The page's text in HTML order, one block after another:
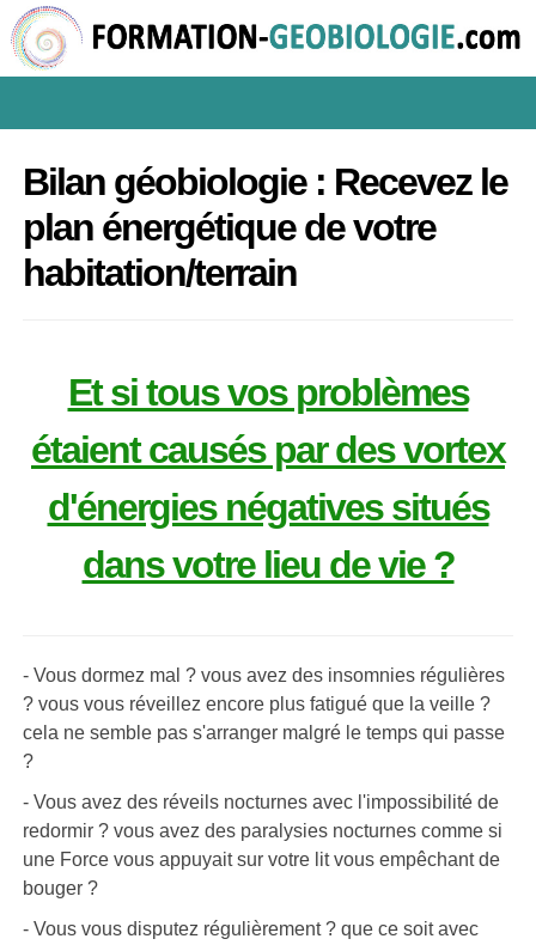
Bilan géobiologie : Recevez le
plan énergétique de votre
habitation/terrain
Et si tous vos problèmes
étaient causés par des vortex
d'énergies négatives situés
dans votre lieu de vie ?
- Vous dormez mal ? vous avez des insomnies régulières
? vous vous réveillez encore plus fatigué que la veille ?
cela ne semble pas s'arranger malgré le temps qui passe
?
- Vous avez des réveils nocturnes avec l'impossibilité de
redormir ? vous avez des paralysies nocturnes comme si
une Force vous appuyait sur votre lit vous empêchant de
bouger ?
- Vous vous disputez régulièrement ? que ce soit avec